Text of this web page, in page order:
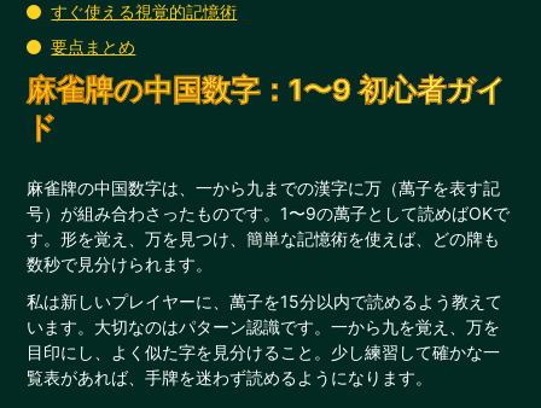
すぐ使える視覚的記憶術
要点まとめ
麻雀牌の中国数字：1〜9 初心者ガイ
ド
麻雀牌の中国数字は、一から九までの漢字に万（萬子を表す記
号）が組み合わさったものです。1〜9の萬子として読めばOKで
す。形を覚え、万を見つけ、簡単な記憶術を使えば、どの牌も
数秒で見分けられます。
私は新しいプレイヤーに、萬子を15分以内で読めるよう教えて
います。大切なのはパターン認識です。一から九を覚え、万を
目印にし、よく似た字を見分けること。少し練習して確かな一
覧表があれば、手牌を迷わず読めるようになります。